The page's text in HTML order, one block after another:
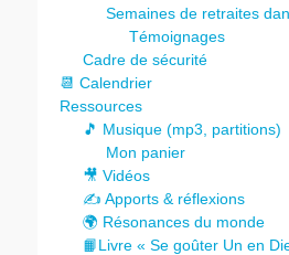
Semaines de retraites
Témoignages
Cadre de sécurité
📆 Calendrier
Ressources
🎵 Musique (mp3, partitions)
Mon panier
🎥 Vidéos
✍️ Apports & réflexions
🌍 Résonances du monde
📙Livre « Se goûter Un en